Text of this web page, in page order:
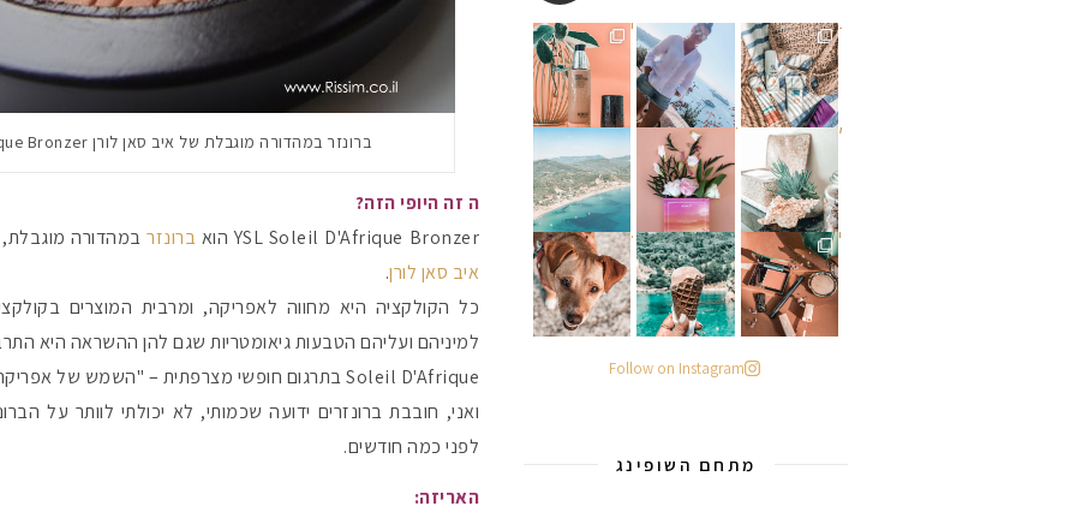
ברונזר במהדורה מוגבלת של איב סאן לורן YSL Soleil D'Afrique Bronzer
ה זה היופי הזה?
YSL Soleil D'Afrique Bronzer הוא
ברונזרבמהדורה מוגבלת,
איב סאן לורן.
כל הקולקציה היא מחווה לאפריקה, ומרבית המוצרים
למיניהם ועליהם הטבעות גיאומטריות שגם להן ההשראה היא
Soleil D'Afrique בתרגום חופשי מצרפתית – "השמש של אפריקה".
ואני, חובבת ברונזרים ידועה שכמותי, לא יכולתי לוותר על
לפני כמה חודשים.
האריזה:
איזו אהבתם יותר? הראשונה אומקדמי הגנה מומלצים - עכשיו ב
פעילות ממש מגניבה עכשיו בפיאומרים שאם מצמידים קונכיה מ
מישהו שיסתכל עליי ככה. . . #הסטודיושלקורין - פינה חדשה
Follow on Instagram
מתחם השופינג